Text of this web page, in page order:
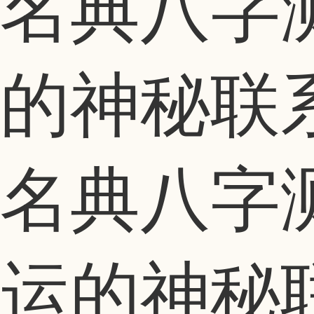
的神秘联
名典八字
运的神秘